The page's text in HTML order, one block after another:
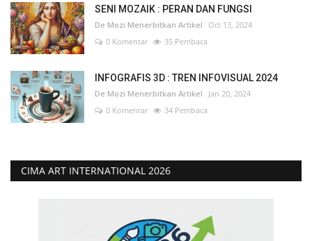
SENI MOZAIK : PERAN DAN FUNGSI
De Mozi Menerbitkan Artikel
Oct 13, 2024
0 Komentar
35 Pembaca
INFOGRAFIS 3D : TREN INFOVISUAL 2024
De Mozi Menerbitkan Artikel
Jan 20, 2024
0 Komentar
34 Pembaca
CIMA ART INTERNATIONAL 2026